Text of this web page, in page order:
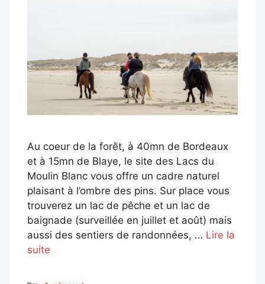
Au coeur de la forêt, à 40mn de Bordeaux
et à 15mn de Blaye, le site des Lacs du
Moulin Blanc vous offre un cadre naturel
plaisant à l’ombre des pins. Sur place vous
trouverez un lac de pêche et un lac de
baignade (surveillée en juillet et août) mais
aussi des sentiers de randonnées, … Lire la
suite